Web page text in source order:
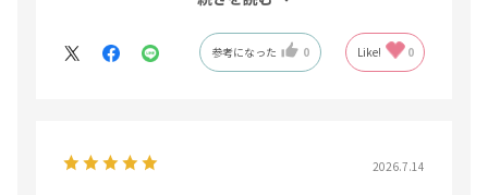
参考になった 0 Like! 0
2026.7.14